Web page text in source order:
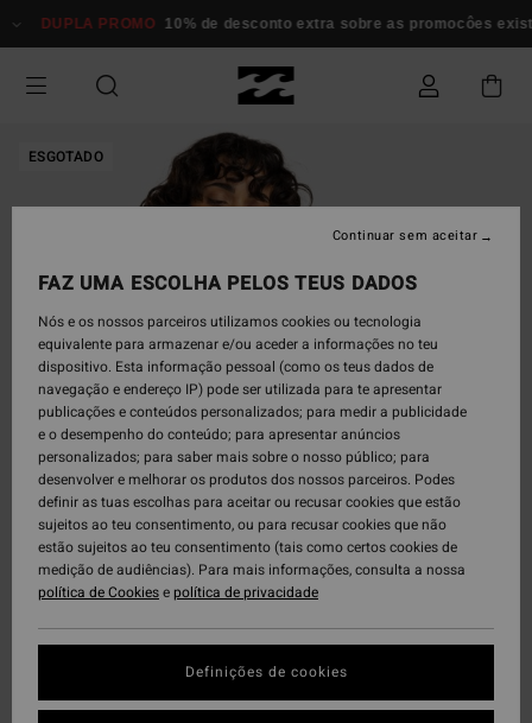
para
informação
DUPLA PROMO 10% de desconto extra sobre as promocôes
ESGOTADO
FAZ UMA ESCOLHA PELOS TEUS DADOS
Nós e os nossos parceiros utilizamos cookies ou tecnologia
equivalente para armazenar e/ou aceder a informações no teu
dispositivo. Esta informação pessoal (como os teus dados de
navegação e endereço IP) pode ser utilizada para te apresentar
publicações e conteúdos personalizados; para medir a publicidade
e o desempenho do conteúdo; para apresentar anúncios
personalizados; para saber mais sobre o nosso público; para
desenvolver e melhorar os produtos dos nossos parceiros. Podes
definir as tuas escolhas para aceitar ou recusar cookies que estão
sujeitos ao teu consentimento, ou para recusar cookies que não
estão sujeitos ao teu consentimento (tais como certos cookies de
medição de audiências). Para mais informações, consulta a nossa
política de Cookiesepolítica de privacidade
Definições de cookies
Continuar sem aceitar